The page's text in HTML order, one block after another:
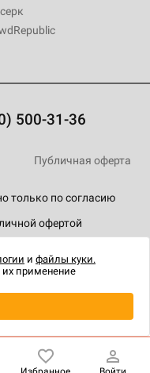
500-31-36
только по согласию
офертой
Публичная оферта
и файлы куки.
их применение